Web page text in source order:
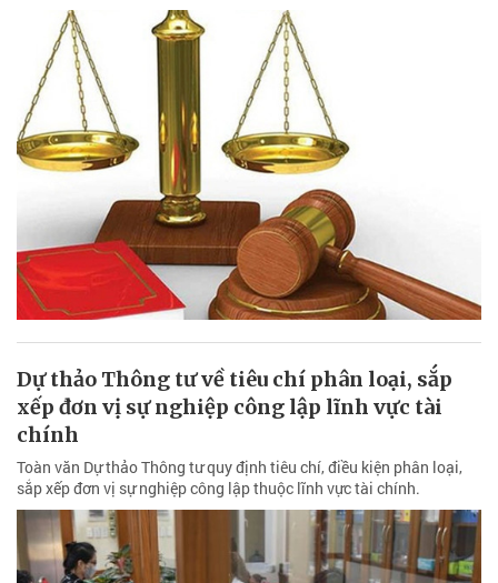
Dự thảo Thông tư về tiêu chí phân loại, sắp
xếp đơn vị sự nghiệp công lập lĩnh vực tài
chính
Toàn văn Dự thảo Thông tư quy định tiêu chí, điều kiện phân loại,
sắp xếp đơn vị sự nghiệp công lập thuộc lĩnh vực tài chính.